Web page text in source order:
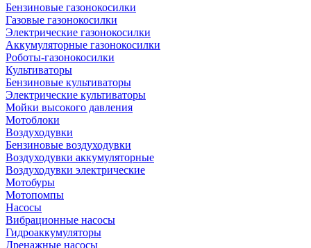
Бензиновые газонокосилки
Газовые газонокосилки
Электрические газонокосилки
Аккумуляторные газонокосилки
Роботы-газонокосилки
Культиваторы
Бензиновые культиваторы
Электрические культиваторы
Мойки высокого давления
Мотоблоки
Воздуходувки
Бензиновые воздуходувки
Воздуходувки аккумуляторные
Воздуходувки электрические
Мотобуры
Мотопомпы
Насосы
Вибрационные насосы
Гидроаккумуляторы
Дренажные насосы